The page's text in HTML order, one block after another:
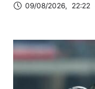
09/08/2026, 22:22